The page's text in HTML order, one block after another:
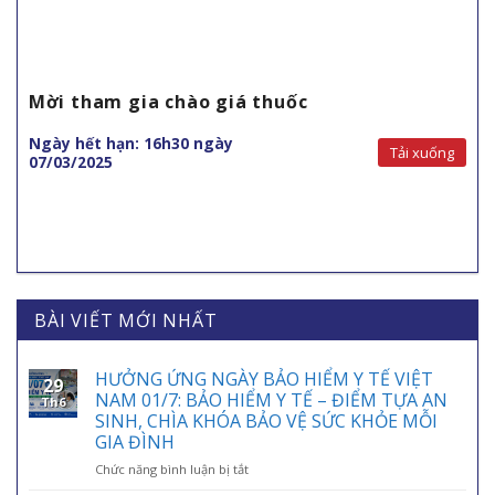
Mời tham gia chào giá thuốc
Ngày hết hạn: 16h30 ngày
07/03/2025
Tải xuống
BÀI VIẾT MỚI NHẤT
29
Th6
HƯỞNG ỨNG NGÀY BẢO HIỂM Y TẾ VIỆT
NAM 01/7: BẢO HIỂM Y TẾ – ĐIỂM TỰA AN
SINH, CHÌA KHÓA BẢO VỆ SỨC KHỎE MỖI
GIA ĐÌNH
Chức năng bình luận bị tắtở